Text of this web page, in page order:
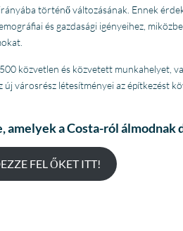
történő változásának. Ennek
és gazdasági igényeihez,
közvetlen és közvetett munkahelyet,
városrész létesítményei az építkezést
amelyek a Costa-ról álmodnak
FEL ŐKET ITT!